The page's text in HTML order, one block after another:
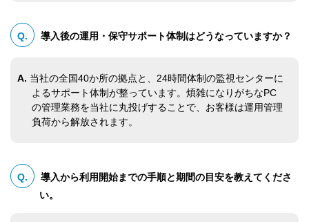
Q. 導入後の運用・保守サポート体制はどうなっていますか？
A. 当社の全国40か所の拠点と、24時間体制の監視センターに
よるサポート体制が整っています。煩雑になりがちなPC
の管理業務を当社に丸投げすることで、お客様は運用管理
負荷から解放されます。
Q.
導入から利用開始までの手順と期間の目安を教えてくださ
い。